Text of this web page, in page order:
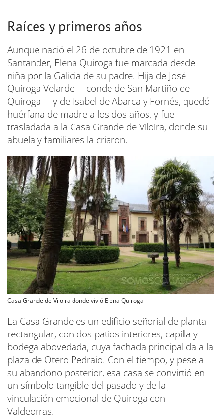
Raíces y primeros años
Aunque nació el 26 de octubre de 1921 en
Santander, Elena Quiroga fue marcada desde
niña por la Galicia de su padre. Hija de José
Quiroga Velarde —conde de San Martiño de
Quiroga— y de Isabel de Abarca y Fornés, quedó
huérfana de madre a los dos años, y fue
trasladada a la Casa Grande de Viloira, donde su
abuela y familiares la criaron.
Casa Grande de Viloira donde vivió Elena Quiroga
La Casa Grande es un edificio señorial de planta
rectangular, con dos patios interiores, capilla y
bodega abovedada, cuya fachada principal da a la
plaza de Otero Pedraio. Con el tiempo, y pese a
su abandono posterior, esa casa se convirtió en
un símbolo tangible del pasado y de la
vinculación emocional de Quiroga con
Valdeorras.